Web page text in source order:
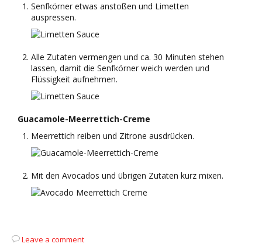
Senfkörner etwas anstoßen und Limetten
auspressen.
Alle Zutaten vermengen und ca. 30 Minuten stehen
lassen, damit die Senfkörner weich werden und
Flüssigkeit aufnehmen.
Guacamole-Meerrettich-Creme
Meerrettich reiben und Zitrone ausdrücken.
Mit den Avocados und übrigen Zutaten kurz mixen.
Leave a comment